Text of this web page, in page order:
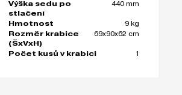
Výška sedu po
stlačení
440 mm
Hmotnost
9 kg
Rozměr krabice
(ŠxVxH)
69x90x62 cm
Počet kusů v krabici 1